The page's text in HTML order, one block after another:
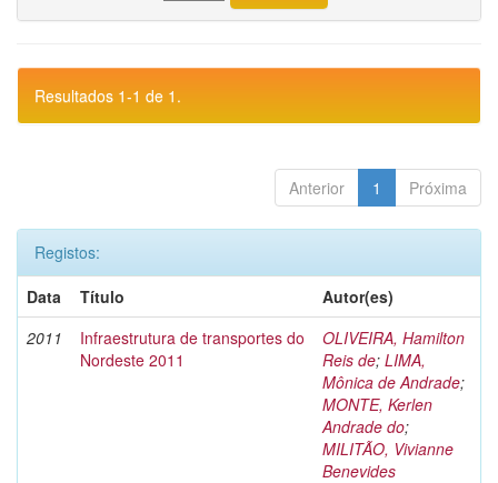
Resultados 1-1 de 1.
Anterior 1 Próxima
Registos:
Data
Título
Autor(es)
2011
Infraestrutura de transportes do
Nordeste 2011
OLIVEIRA, Hamilton
Reis de; LIMA,
Mônica de Andrade;
MONTE, Kerlen
Andrade do;
MILITÃO, Vivianne
Benevides